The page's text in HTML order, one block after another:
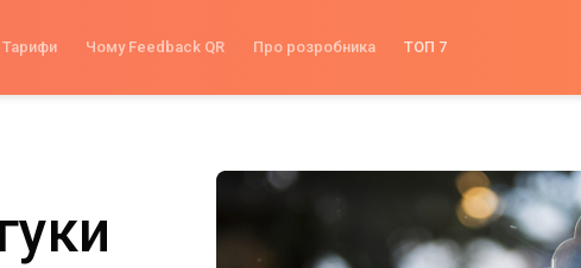
Тарифи Чому Feedback QR Про розробника ТОП 7